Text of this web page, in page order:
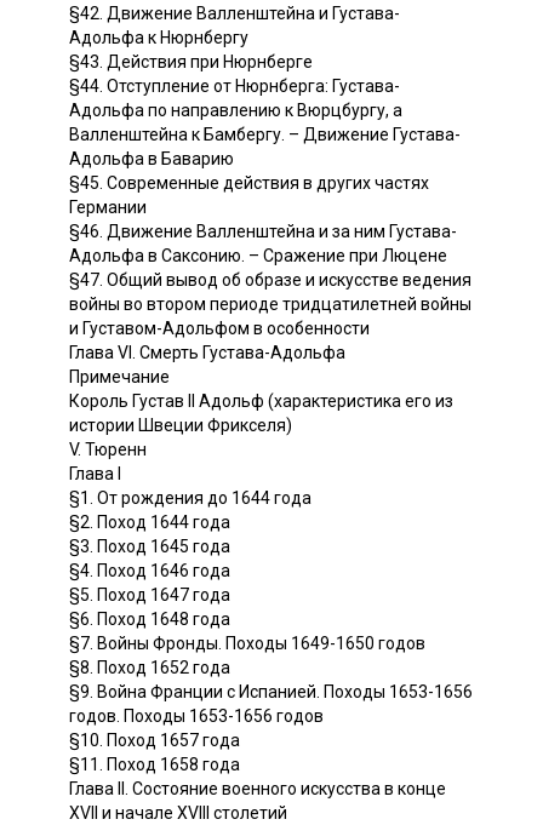
§42. Движение Валленштейна и Густава-
Адольфа к Нюрнбергу
§43. Действия при Нюрнберге
§44. Отступление от Нюрнберга: Густава-
Адольфа по направлению к Вюрцбургу, а
Валленштейна к Бамбергу. – Движение Густава-
Адольфа в Баварию
§45. Современные действия в других частях
Германии
§46. Движение Валленштейна и за ним Густава-
Адольфа в Саксонию. – Сражение при Люцене
§47. Общий вывод об образе и искусстве ведения
войны во втором периоде тридцатилетней войны
и Густавом-Адольфом в особенности
Глава VI. Смерть Густава-Адольфа
Примечание
Король Густав II Адольф (характеристика его из
истории Швеции Фрикселя)
V. Тюренн
Глава I
§1. От рождения до 1644 года
§2. Поход 1644 года
§3. Поход 1645 года
§4. Поход 1646 года
§5. Поход 1647 года
§6. Поход 1648 года
§7. Войны Фронды. Походы 1649-1650 годов
§8. Поход 1652 года
§9. Война Франции с Испанией. Походы 1653-1656
годов. Походы 1653-1656 годов
§10. Поход 1657 года
§11. Поход 1658 года
Глава II. Состояние военного искусства в конце
XVII и начале XVIII столетий